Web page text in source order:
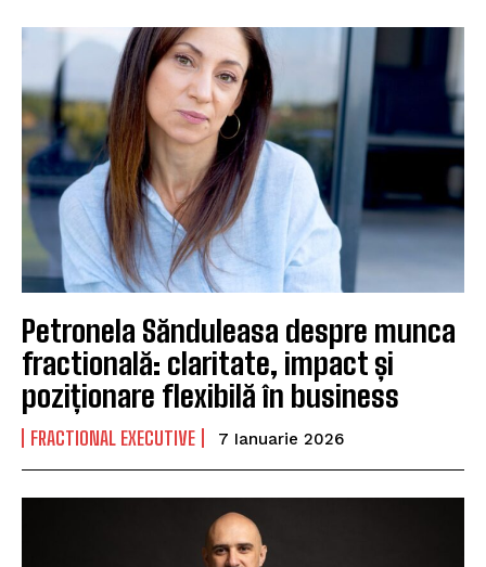
Petronela Sănduleasa despre munca
fractională: claritate, impact și
poziționare flexibilă în business
FRACTIONAL EXECUTIVE 7 Ianuarie 2026